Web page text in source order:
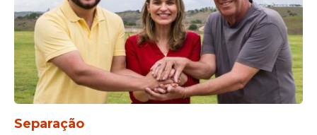
Com isso, a presença das Forças Armadas
no cenário cultural se consolida como uma
vertente inesperada — e controversa — do
Separação